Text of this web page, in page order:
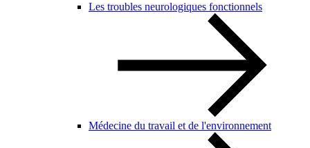
Les troubles neurologiques fonctionnels
Médecine du travail et de l'environnement